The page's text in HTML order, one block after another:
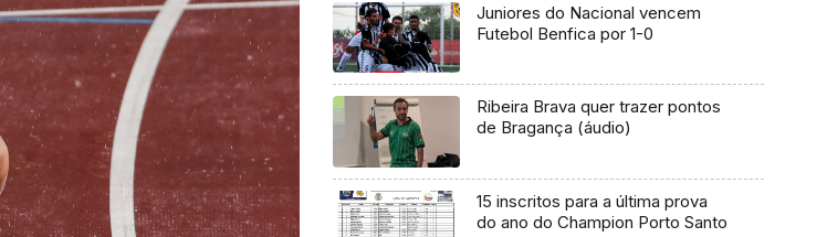
Juniores do Nacional vencem
Futebol Benfica por 1-0
Ribeira Brava quer trazer pontos
de Bragança (áudio)
15 inscritos para a última prova
do ano do Champion Porto Santo